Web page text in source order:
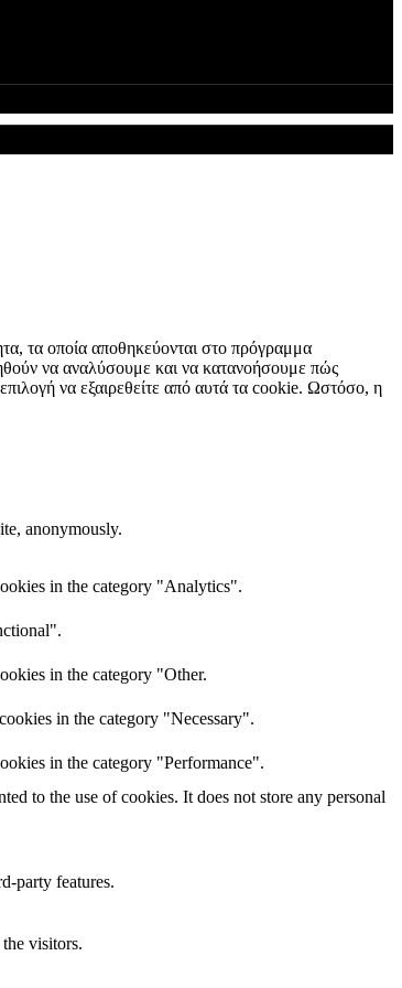
τα οποία αποθηκεύονται στο πρόγραμμα
να αναλύσουμε και να κατανοήσουμε πώς
να εξαιρεθείτε από αυτά τα cookie. Ωστόσο, η
anonymously.
in the category "Analytics".
in the category "Other.
in the category "Necessary".
in the category "Performance".
to the use of cookies. It does not store any personal
party features.
visitors.